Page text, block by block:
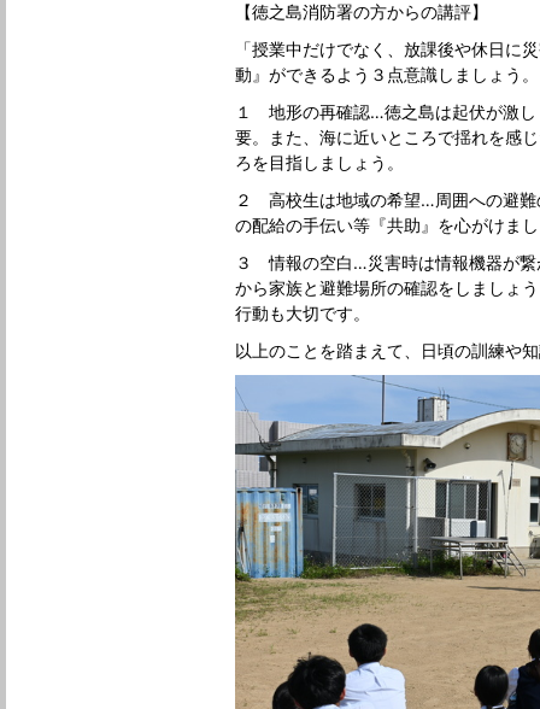
【徳之島消防署の方からの講評】
「授業中だけでなく、放課後や休日に
動』ができるよう３点意識しましょう。
１ 地形の再確認…徳之島は起伏が激し
要。また、海に近いところで揺れを感
ろを目指しましょう。
２ 高校生は地域の希望…周囲への避難
の配給の手伝い等『共助』を心がけま
３ 情報の空白…災害時は情報機器が繋
から家族と避難場所の確認をしましょ
行動も大切です。
以上のことを踏まえて、日頃の訓練や